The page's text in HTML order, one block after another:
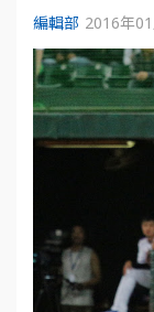
編輯部 2016年